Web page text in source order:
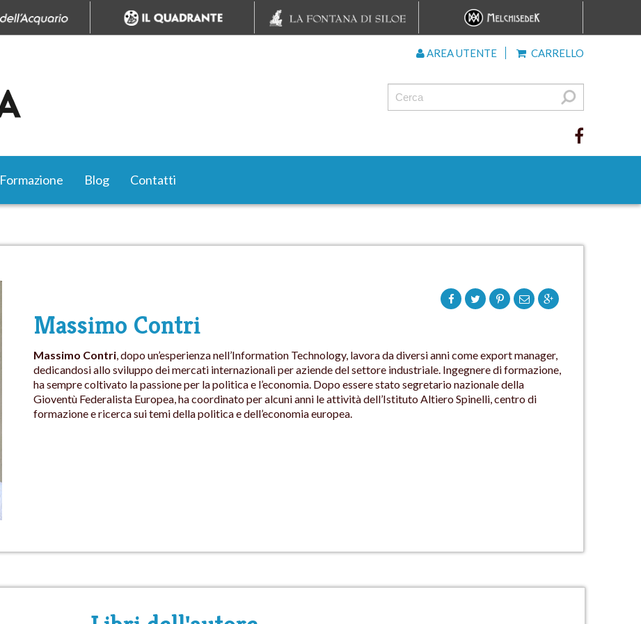
AREA UTENTE CARRELLO
Formazione Blog Contatti
Massimo Contri
Massimo Contri, dopo un’esperienza nell’Information Technology, lavora da diversi anni come export manager,
dedicandosi allo sviluppo dei mercati internazionali per aziende del settore industriale. Ingegnere di formazione,
ha sempre coltivato la passione per la politica e l’economia. Dopo essere stato segretario nazionale della
Gioventù Federalista Europea, ha coordinato per alcuni anni le attività dell’Istituto Altiero Spinelli, centro di
formazione e ricerca sui temi della politica e dell’economia europea.